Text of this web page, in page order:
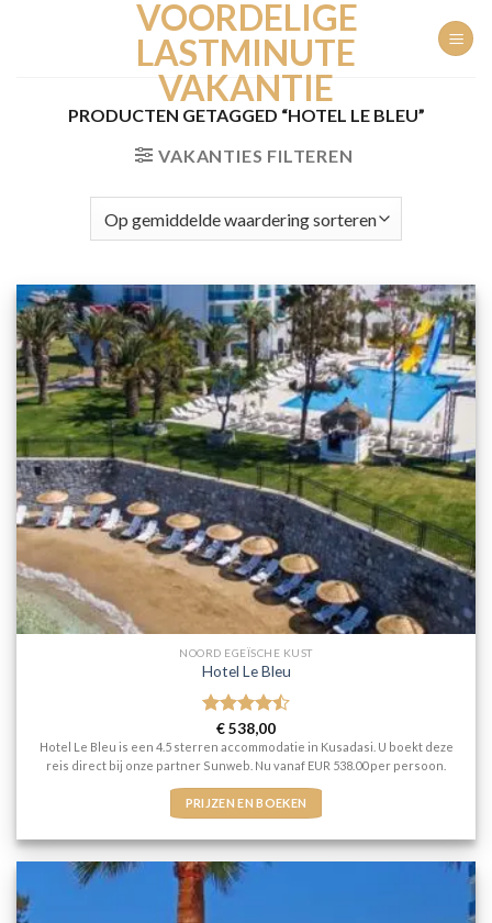
VOORDELIGE
LASTMINUTE
VAKANTIE
PRODUCTEN GETAGGED “HOTEL LE BLEU”
VAKANTIES FILTEREN
NOORD EGEÏSCHE KUST
Hotel Le Bleu
Gewaardeerd
4.5uit 5
€538,00
Hotel Le Bleu is een 4.5 sterren accommodatie in Kusadasi. U boekt deze
reis direct bij onze partner Sunweb. Nu vanaf EUR 538.00 per persoon.
PRIJZEN EN BOEKEN